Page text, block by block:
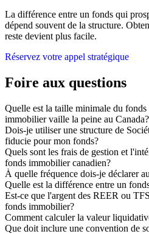
La différence entre un fonds qui
dépend souvent de la structure.
reste devient plus facile.
Réservez votre appel stratégique
Foire aux questions
Quelle est la taille minimale du
immobilier vaille la peine au Canada?
Dois-je utiliser une structure de
fiducie pour mon fonds?
Quels sont les frais de gestion et
fonds immobilier canadien?
À quelle fréquence dois-je déclarer
Quelle est la différence entre un
Est-ce que l'argent des REER ou
fonds immobilier?
Comment calculer la valeur
Que doit inclure une convention de